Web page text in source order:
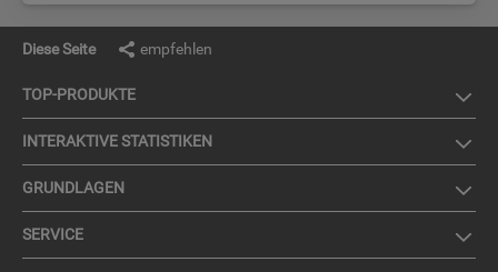
Diese Seite empfehlen
TOP-PRO­DUK­TE
IN­TER­AK­TI­VE STA­TIS­TI­KEN
GRUND­LA­GEN
SER­VICE